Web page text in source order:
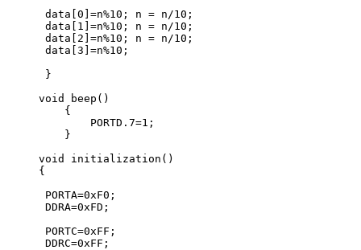
data[0]=n%10; n = n/10;
data[1]=n%10; n = n/10;
data[2]=n%10; n = n/10;
data[3]=n%10;
}
void beep()
{
PORTD.7=1;
}
void initialization()
{
PORTA=0xF0;
DDRA=0xFD;
PORTC=0xFF;
DDRC=0xFF;